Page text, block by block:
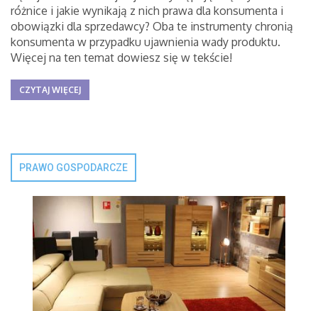
różnice i jakie wynikają z nich prawa dla konsumenta i
obowiązki dla sprzedawcy? Oba te instrumenty chronią
konsumenta w przypadku ujawnienia wady produktu.
Więcej na ten temat dowiesz się w tekście!
CZYTAJ WIĘCEJ
PRAWO GOSPODARCZE